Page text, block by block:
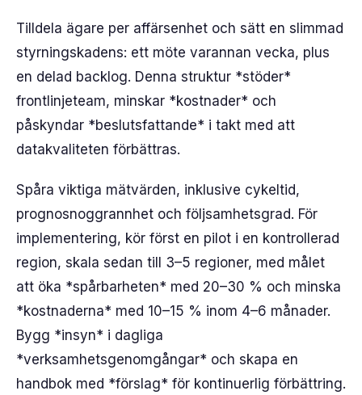
Tilldela ägare per affärsenhet och sätt en slimmad
styrningskadens: ett möte varannan vecka, plus
en delad backlog. Denna struktur *stöder*
frontlinjeteam, minskar *kostnader* och
påskyndar *beslutsfattande* i takt med att
datakvaliteten förbättras.
Spåra viktiga mätvärden, inklusive cykeltid,
prognosnoggrannhet och följsamhetsgrad. För
implementering, kör först en pilot i en kontrollerad
region, skala sedan till 3–5 regioner, med målet
att öka *spårbarheten* med 20–30 % och minska
*kostnaderna* med 10–15 % inom 4–6 månader.
Bygg *insyn* i dagliga
*verksamhetsgenomgångar* och skapa en
handbok med *förslag* för kontinuerlig förbättring.